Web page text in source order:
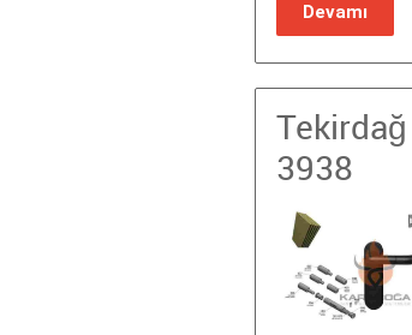
Devamı
Tekirdağ
3938